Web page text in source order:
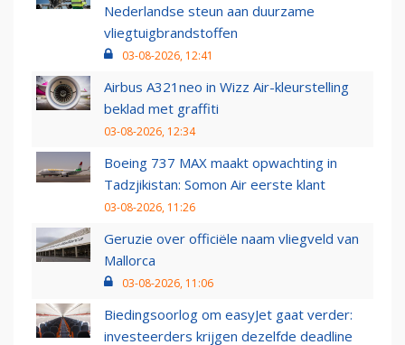
Nederlandse steun aan duurzame
vliegtuigbrandstoffen
03-08-2026, 12:41
Airbus A321neo in Wizz Air-kleurstelling
beklad met graffiti
03-08-2026, 12:34
Boeing 737 MAX maakt opwachting in
Tadzjikistan: Somon Air eerste klant
03-08-2026, 11:26
Geruzie over officiële naam vliegveld van
Mallorca
03-08-2026, 11:06
Biedingsoorlog om easyJet gaat verder:
investeerders krijgen dezelfde deadline